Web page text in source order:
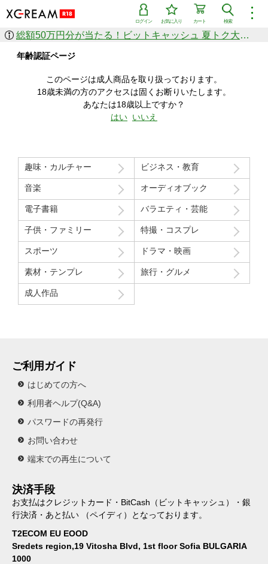
︙
検索
カート
お気に入り
ログイン
作品を探す
ジャンル
シリーズ
人気のセール中商品
新着セール中商品
すべての作品から探す
価格の安い順
価格の高い順
月間ランキング
年間ランキング
総額50万円分が当たる！ビットキャッシュ 夏トク大感謝祭
年齢認証ページ
このページは成人商品を取り扱っております。
18歳未満の方のアクセスは固くお断りいたします。
あなたは18歳以上ですか？
はい いいえ
趣味・カルチャー ビジネス・教育
音楽 オーディオブック
電子書籍 バラエティ・芸能
子供・ファミリー 特撮・コスプレ
スポーツ ドラマ・映画
素材・テンプレ 旅行・グルメ
成人作品
ご利用ガイド
はじめての方へ
利用者ヘルプ(Q&A)
パスワードの再発行
お問い合わせ
端末での再生について
決済手段
お支払はクレジットカード・BitCash（ビットキャッシュ）・銀
行決済・あと払い （ペイディ）となっております。
T2ECOM EU EOOD
Sredets region,19 Vitosha Blvd, 1st floor Sofia BULGARIA
1000